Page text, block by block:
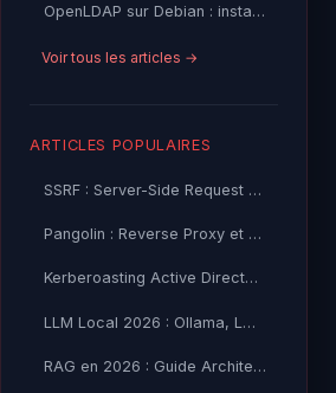
OpenLDAP sur Debian : installer et configurer un annuaire
Voir tous les articles →
ARTICLES POPULAIRES
SSRF : Server-Side Request Forgery — Exploitation Avancée
Pangolin : Reverse Proxy et Tunnel Self-Hosted — Guide
Kerberoasting Active Directory : Attaque et Défense 2026
LLM Local 2026 : Ollama, LM Studio ou vLLM — Quel Outil selon
RAG en 2026 : Guide Architecture, Vectorisation & Chunking